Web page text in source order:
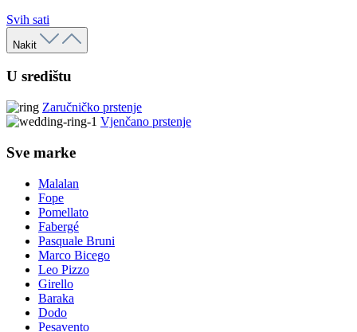
Svih sati
Nakit
U središtu
Zaručničko prstenje
Vjenčano prstenje
Sve marke
Malalan
Fope
Pomellato
Fabergé
Pasquale Bruni
Marco Bicego
Leo Pizzo
Girello
Baraka
Dodo
Pesavento